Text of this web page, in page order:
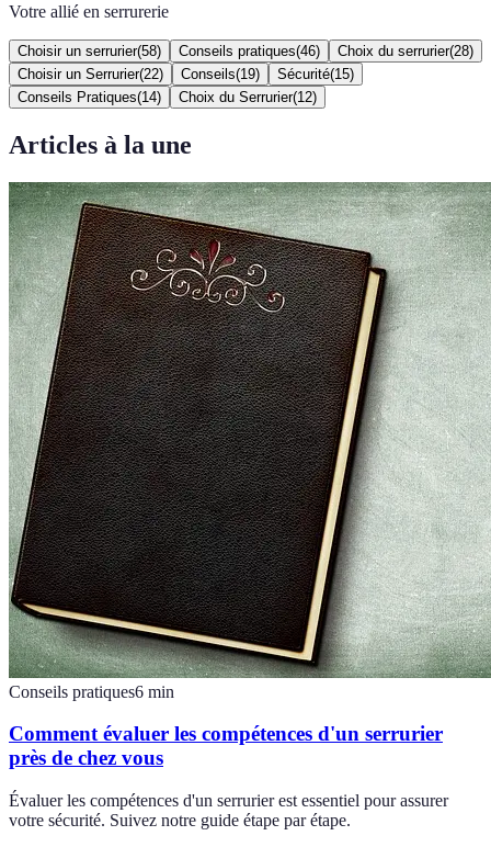
Votre allié en serrurerie
Choisir un serrurier(58) Conseils pratiques(46) Choix du serrurier(28)
Choisir un Serrurier(22) Conseils(19) Sécurité(15)
Conseils Pratiques(14) Choix du Serrurier(12)
Articles à la une
Conseils pratiques6 min
Comment évaluer les compétences d'un serrurier
près de chez vous
Évaluer les compétences d'un serrurier est essentiel pour assurer
votre sécurité. Suivez notre guide étape par étape.